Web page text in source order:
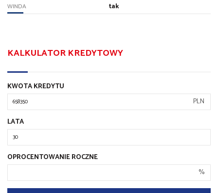
WINDA tak
KALKULATOR KREDYTOWY
KWOTA KREDYTU
PLN
LATA
OPROCENTOWANIE ROCZNE
%